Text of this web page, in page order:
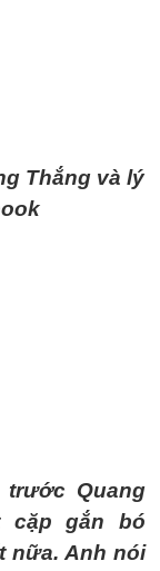
Thắng và lý
Quang
cặp gắn bó
nữa. Anh nói